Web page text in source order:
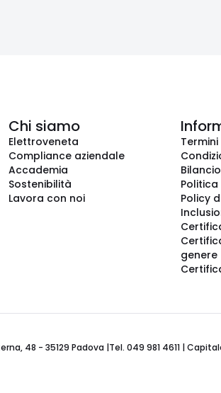
Chi siamo
Elettroveneta
Compliance aziendale
Accademia
Sostenibilità
Lavora con noi
Policy
genere
48 - 35129 Padova |Tel. 049 981 4611 |